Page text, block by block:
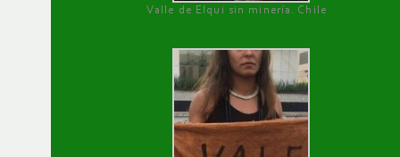
Valle de Elqui sin minería. Chile